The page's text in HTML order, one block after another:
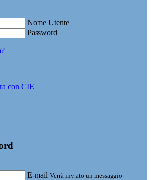
Nome Utente
Password
con CIE
E-mail Verrà inviato un messaggio